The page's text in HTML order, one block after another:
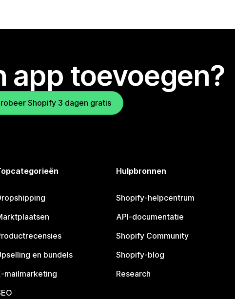
app toevoegen?
Shopify 3 dagen gratis
en bundels
mailmarketing
Hulpbronnen
Shopify-helpcentrum
API-documentatie
Shopify Community
Shopify-blog
Research